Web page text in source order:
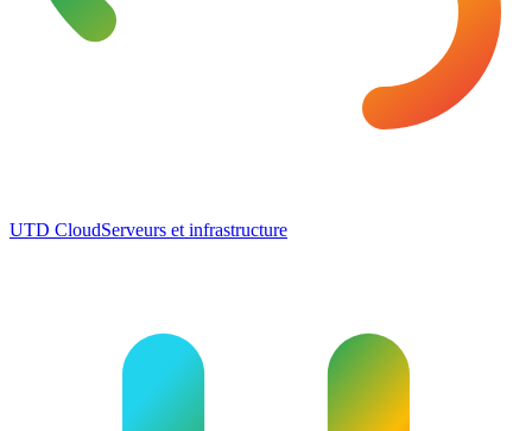
UTD CloudServeurs et infrastructure